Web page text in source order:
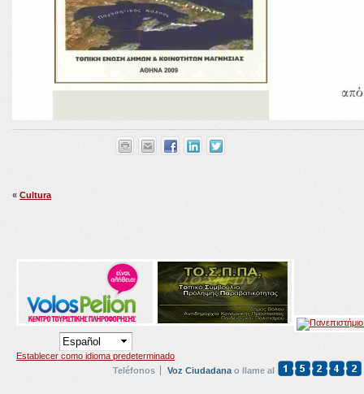
« Cultura
Establecer como idioma predeterminado
Teléfonos
Voz Ciudadana o llame al